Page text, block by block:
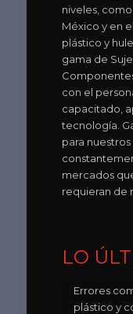
niveles,
México y en
plástico y
gama de
con el
capacitado,
tecnología.
para
mercados
requieran de
LO
Errores
plástico y